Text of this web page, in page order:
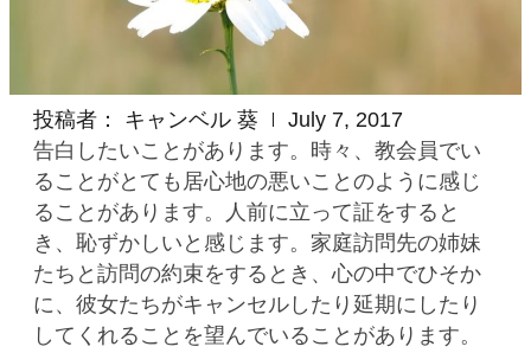
投稿者： キャンベル 葵
July 7, 2017
告白したいことがあります。時々、教会員でい
ることがとても居心地の悪いことのように感じ
ることがあります。人前に立って証をすると
き、恥ずかしいと感じます。家庭訪問先の姉妹
たちと訪問の約束をするとき、心の中でひそか
に、彼女たちがキャンセルしたり延期にしたり
してくれることを望んでいることがあります。